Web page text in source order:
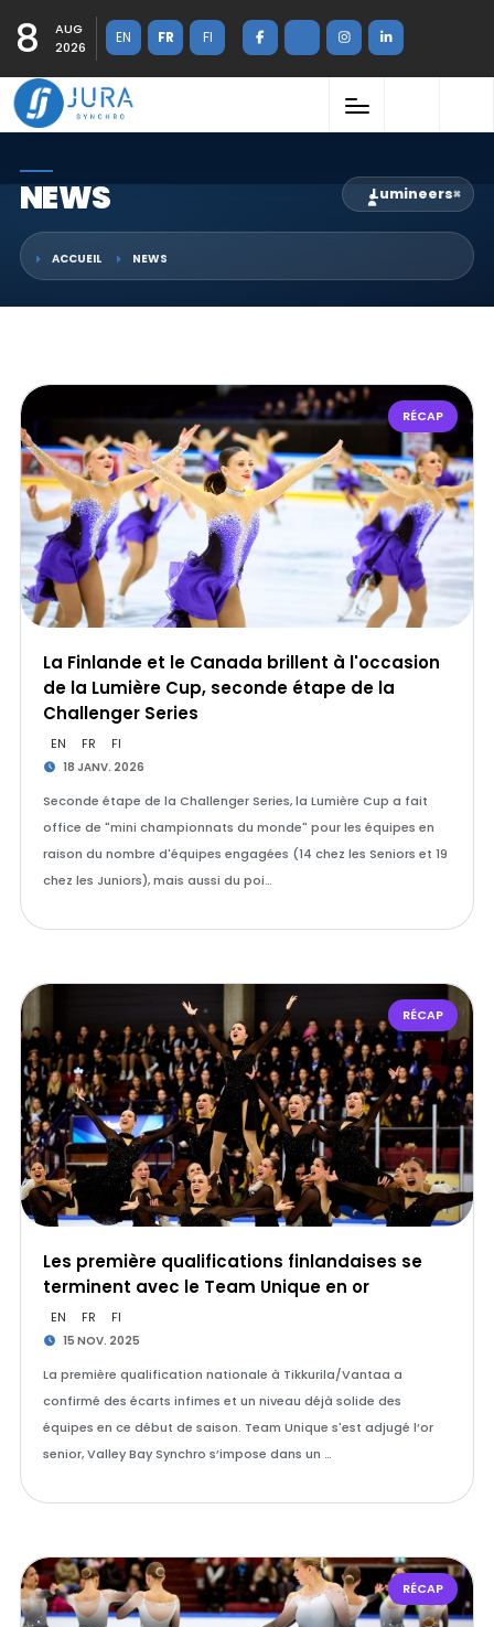
8
AUG
2026
EN FR FI
NEWS Lumineers×
ACCUEIL NEWS
RÉCAP
La Finlande et le Canada brillent à l'occasion
de la Lumière Cup, seconde étape de la
Challenger Series
EN FR FI
18 JANV. 2026
Seconde étape de la Challenger Series, la Lumière Cup a fait
office de "mini championnats du monde" pour les équipes en
raison du nombre d'équipes engagées (14 chez les Seniors et 19
chez les Juniors), mais aussi du poi…
RÉCAP
Les première qualifications finlandaises se
terminent avec le Team Unique en or
EN FR FI
15 NOV. 2025
La première qualification nationale à Tikkurila/Vantaa a
confirmé des écarts infimes et un niveau déjà solide des
équipes en ce début de saison. Team Unique s'est adjugé l’or
senior, Valley Bay Synchro s’impose dans un …
RÉCAP